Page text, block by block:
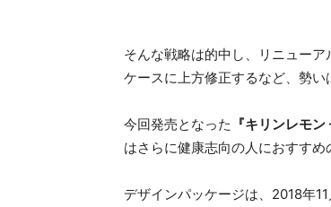
そんな戦略は的中し、リニュー
ケースに上方修正するなど、勢い
今回発売となった 『キリンレモ
はさらに健康志向の人におすすめ
デザインパッケージは、2018年